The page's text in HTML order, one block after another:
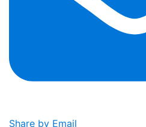
Share by Email